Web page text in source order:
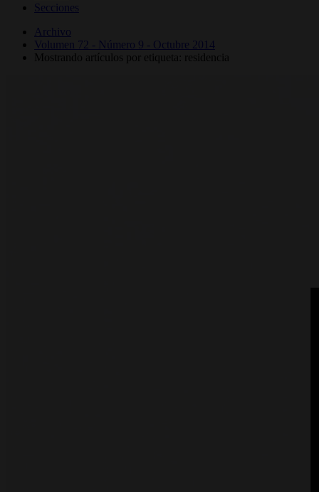
Secciones
Archivo
Volumen 72 - Número 9 - Octubre 2014
Mostrando artículos por etiqueta: residencia